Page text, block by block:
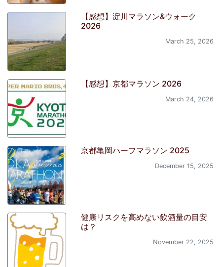
【感想】淀川マラソン&ウォーク
2026
March 25, 2026
【感想】京都マラソン 2026
March 24, 2026
京都亀岡ハーフマラソン 2025
December 15, 2025
健康リスクを高めない飲酒量の目安
は？
November 22, 2025